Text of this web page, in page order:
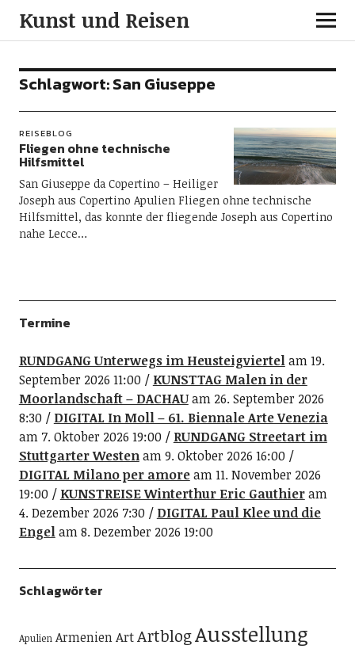
Kunst und Reisen
Schlagwort:San Giuseppe
REISEBLOG
Fliegen ohne technische
Hilfsmittel
San Giuseppe da Copertino – Heiliger
Joseph aus Copertino Apulien Fliegen ohne technische
Hilfsmittel, das konnte der fliegende Joseph aus Copertino
nahe Lecce…
Termine
RUNDGANG Unterwegs im Heusteigviertelam 19.
September 2026 11:00
KUNSTTAG Malen in der
Moorlandschaft – DACHAUam 26. September 2026
8:30
DIGITAL In Moll – 61. Biennale Arte Venezia
am 7. Oktober 2026 19:00
RUNDGANG Streetart im
Stuttgarter Westenam 9. Oktober 2026 16:00
DIGITAL Milano per amoream 11. November 2026
19:00
KUNSTREISE Winterthur Eric Gauthieram
4. Dezember 2026 7:30
DIGITAL Paul Klee und die
Engelam 8. Dezember 2026 19:00
Schlagwörter
Apulien ArmenienArtArtblogAusstellung